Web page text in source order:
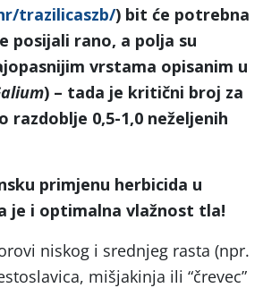
trazilicaszb/) bit će potrebna
posijali rano, a polja su
vrstama opisanim u
) – tada je kritični broj za
razdoblje 0,5-1,0 neželjenih
primjenu herbicida u
je i optimalna vlažnost tla!
niskog i srednjeg rasta (npr.
mišjakinja ili “črevec”